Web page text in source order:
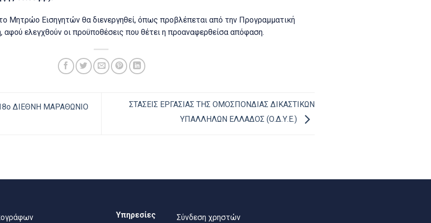
Μητρώο Εισηγητών θα διενεργηθεί, όπως προβλέπεται από την Προγραμματική
αφού ελεγχθούν οι προϋποθέσεις που θέτει η προαναφερθείσα απόφαση.
ΔΙΕΘΝΗ ΜΑΡΑΘΩΝΙΟ
ΣΤΑΣΕΙΣ ΕΡΓΑΣΙΑΣ ΤΗΣ ΟΜΟΣΠΟΝΔΙΑΣ ΔΙΚΑΣΤΙΚΩΝ
ΥΠΑΛΛΗΛΩΝ ΕΛΛΑΔΟΣ (Ο.Δ.Υ.Ε.)
Υπηρεσίες Σύνδεση χρηστών